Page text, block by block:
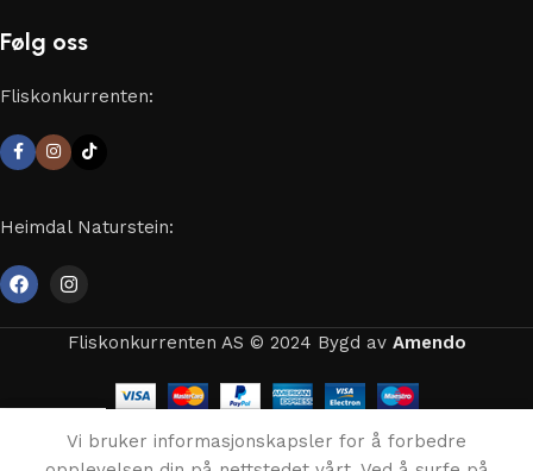
Følg oss
Fliskonkurrenten:
Heimdal Naturstein:
Fliskonkurrenten AS © 2024 Bygd av Amendo
Vi bruker informasjonskapsler for å forbedre